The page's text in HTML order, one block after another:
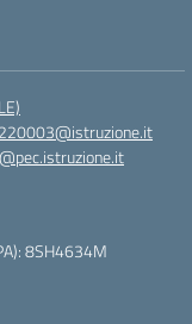
8SH4634M